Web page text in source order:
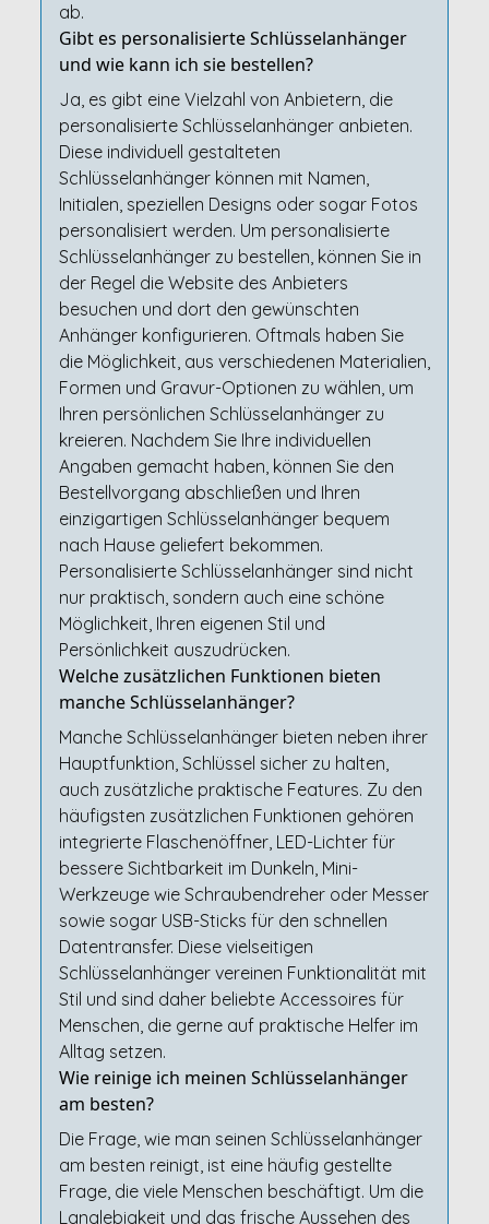
ab.
Gibt es personalisierte Schlüsselanhänger
und wie kann ich sie bestellen?
Ja, es gibt eine Vielzahl von Anbietern, die
personalisierte Schlüsselanhänger anbieten.
Diese individuell gestalteten
Schlüsselanhänger können mit Namen,
Initialen, speziellen Designs oder sogar Fotos
personalisiert werden. Um personalisierte
Schlüsselanhänger zu bestellen, können Sie in
der Regel die Website des Anbieters
besuchen und dort den gewünschten
Anhänger konfigurieren. Oftmals haben Sie
die Möglichkeit, aus verschiedenen Materialien,
Formen und Gravur-Optionen zu wählen, um
Ihren persönlichen Schlüsselanhänger zu
kreieren. Nachdem Sie Ihre individuellen
Angaben gemacht haben, können Sie den
Bestellvorgang abschließen und Ihren
einzigartigen Schlüsselanhänger bequem
nach Hause geliefert bekommen.
Personalisierte Schlüsselanhänger sind nicht
nur praktisch, sondern auch eine schöne
Möglichkeit, Ihren eigenen Stil und
Persönlichkeit auszudrücken.
Welche zusätzlichen Funktionen bieten
manche Schlüsselanhänger?
Manche Schlüsselanhänger bieten neben ihrer
Hauptfunktion, Schlüssel sicher zu halten,
auch zusätzliche praktische Features. Zu den
häufigsten zusätzlichen Funktionen gehören
integrierte Flaschenöffner, LED-Lichter für
bessere Sichtbarkeit im Dunkeln, Mini-
Werkzeuge wie Schraubendreher oder Messer
sowie sogar USB-Sticks für den schnellen
Datentransfer. Diese vielseitigen
Schlüsselanhänger vereinen Funktionalität mit
Stil und sind daher beliebte Accessoires für
Menschen, die gerne auf praktische Helfer im
Alltag setzen.
Wie reinige ich meinen Schlüsselanhänger
am besten?
Die Frage, wie man seinen Schlüsselanhänger
am besten reinigt, ist eine häufig gestellte
Frage, die viele Menschen beschäftigt. Um die
Langlebigkeit und das frische Aussehen des